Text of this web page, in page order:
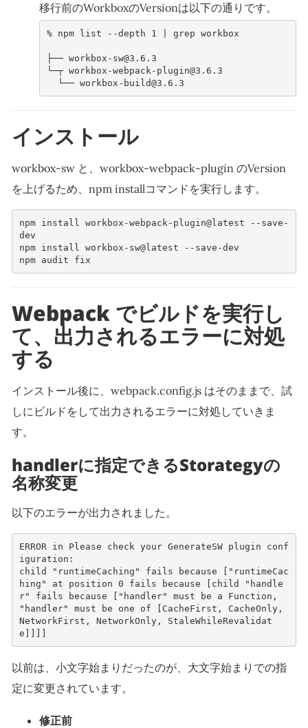
移行前のWorkboxのVersionは以下の通りです。
% npm list --depth 1 grep workbox
├── workbox-sw@3.6.3
└─┬ workbox-webpack-plugin@3.6.3
  └── workbox-build@3.6.3
インストール
workbox-sw と、workbox-webpack-plugin のVersion
を上げるため、npm installコマンドを実行します。
npm install workbox-webpack-plugin@latest --save-
dev
npm install workbox-sw@latest --save-dev
npm audit fix
Webpack でビルドを実行し
て、出力されるエラーに対処
する
インストール後に、webpack.config.js はそのままで、試
しにビルドをして出力されるエラーに対処していきま
す。
handlerに指定できるStorategyの
名称変更
以下のエラーが出力されました。
ERROR in Please check your GenerateSW plugin conf
iguration:
child "runtimeCaching" fails because ["runtimeCac
hing" at position 0 fails because [child "handle
r" fails because ["handler" must be a Function,
"handler" must be one of [CacheFirst, CacheOnly,
NetworkFirst, NetworkOnly, StaleWhileRevalidat
e]]]]
以前は、小文字始まりだったのが、大文字始まりでの指
定に変更されています。
修正前